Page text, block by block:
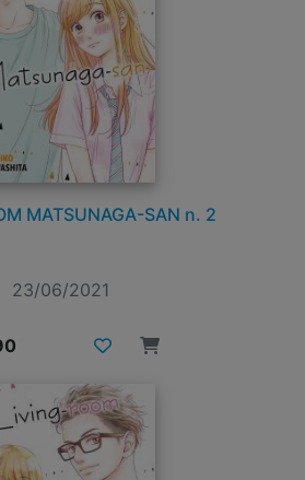
MATSUNAGA-SAN n. 2
23/06/2021